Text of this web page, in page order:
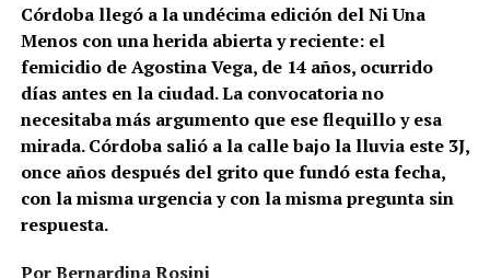
Córdoba llegó a la undécima edición del Ni Una
Menos con una herida abierta y reciente: el
femicidio de Agostina Vega, de 14 años, ocurrido
días antes en la ciudad. La convocatoria no
necesitaba más argumento que ese flequillo y esa
mirada. Córdoba salió a la calle bajo la lluvia este 3J,
once años después del grito que fundó esta fecha,
con la misma urgencia y con la misma pregunta sin
respuesta.
Por Bernardina Rosini